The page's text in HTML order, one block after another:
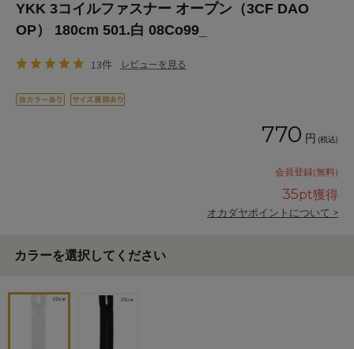
YKK 3コイルファスナー オープン（3CF DAO
OP） 180cm 501.白 08Co99_
13件 レビューを見る
770 円 (税込)
会員登録(無料)
35pt獲得
オカダヤポイントについて >
カラーを選択してください